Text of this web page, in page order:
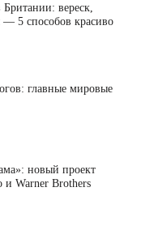
Британии: вереск,
5 способов красиво
главные мировые
новый проект
и Warner Brothers